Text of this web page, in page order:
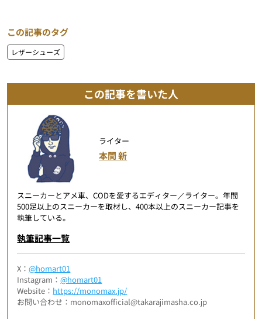
この記事のタグ
レザーシューズ
この記事を書いた人
ライター
本間 新
スニーカーとアメ車、CODを愛するエディター／ライター。年間
500足以上のスニーカーを取材し、400本以上のスニーカー記事を
執筆している。
執筆記事一覧
X：@homart01
Instagram：@homart01
Website： https://monomax.jp/
お問い合わせ：monomaxofficial@takarajimasha.co.jp